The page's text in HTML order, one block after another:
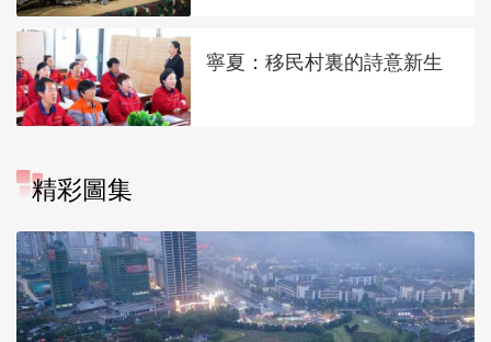
寧夏：移民村裏的詩意新生
精彩圖集